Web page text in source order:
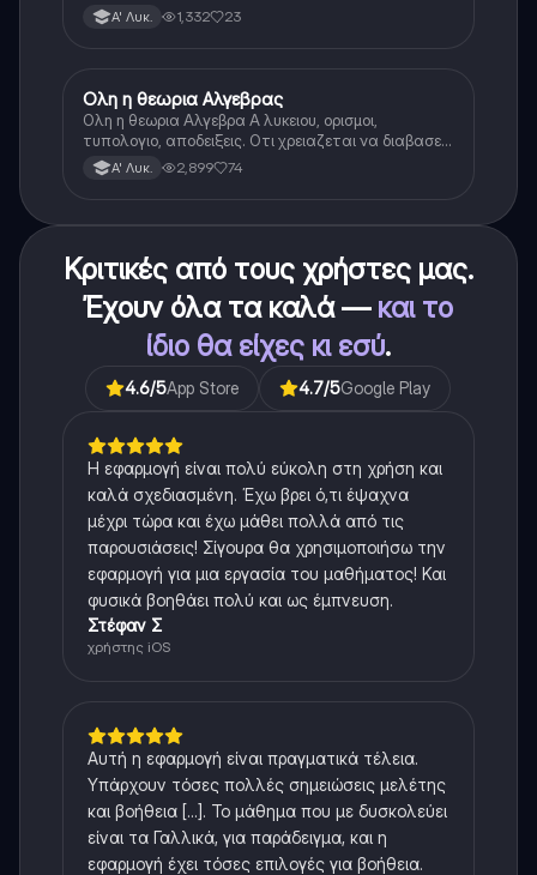
Α' Λυκ. 1,332 23
Μαθηματικά
Ολη η θεωρια Αλγεβρας
Ολη η θεωρια Αλγεβρα Α λυκειου, ορισμοι,
τυπολογιο, αποδειξεις. Οτι χρειαζεται να διαβασεις
για το θεωρητικο κομματι της αλγεβρας.
Α' Λυκ. 2,899 74
Κριτικές από τους χρήστες μας.
Έχουν όλα τα καλά — και το
ίδιο θα είχες κι εσύ.
4.6/5App Store 4.7/5Google Play
Η εφαρμογή είναι πολύ εύκολη στη χρήση και
καλά σχεδιασμένη. Έχω βρει ό,τι έψαχνα
μέχρι τώρα και έχω μάθει πολλά από τις
παρουσιάσεις! Σίγουρα θα χρησιμοποιήσω την
εφαρμογή για μια εργασία του μαθήματος! Και
φυσικά βοηθάει πολύ και ως έμπνευση.
Στέφαν Σ
χρήστης iOS
Αυτή η εφαρμογή είναι πραγματικά τέλεια.
Υπάρχουν τόσες πολλές σημειώσεις μελέτης
και βοήθεια [...]. Το μάθημα που με δυσκολεύει
είναι τα Γαλλικά, για παράδειγμα, και η
εφαρμογή έχει τόσες επιλογές για βοήθεια.